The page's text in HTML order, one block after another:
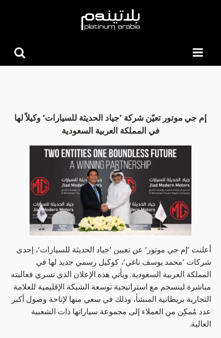
البحث
إم جي موتور تعيّن شركة ’جياد الحديثة للسيارات‘ وكيلاً لها
في المملكة العربية السعودية
أعلنت ’إم جي موتور‘ عن تعيين ’جياد الحديثة للسيارات‘، إحدى
شركات ’محمد يوسف ناغي‘، كوكيل رسمي جديد لها في
المملكة العربية السعودية. ويأتي هذه الإعلان الذي تسري فعاليته
مباشرة لينسجم مع استراتيجية توسعة الشبكة الإقليمية للعلامة
التجارية بريطانية المنشأ، وذلك في سعي منها لإتاحة وصول أكبر
عدد مُمكِن من العملاء إلى مجموعة سياراتها ذات الشعبية
العالية.